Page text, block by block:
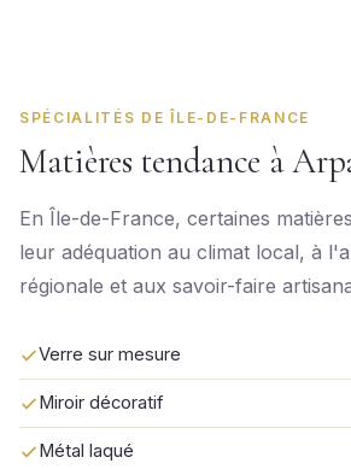
SPÉCIALITÉS DE ÎLE-DE-FRANCE
Matières tendance à
En Île-de-France, certaines
leur adéquation au climat local, à
régionale et aux savoir-faire
Verre sur mesure
Miroir décoratif
Métal laqué